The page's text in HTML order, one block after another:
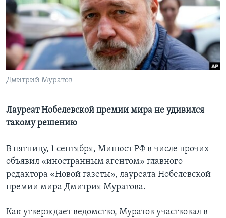
Learning English
СОЦИАЛЬНЫЕ СЕТИ
Дмитрий Муратов
Лауреат Нобелевской премии мира не удивился
такому решению
В пятницу, 1 сентября, Минюст РФ в числе прочих
объявил «иностранным агентом» главного
редактора «Новой газеты», лауреата Нобелевской
премии мира Дмитрия Муратова.
Как утверждает ведомство, Муратов участвовал в